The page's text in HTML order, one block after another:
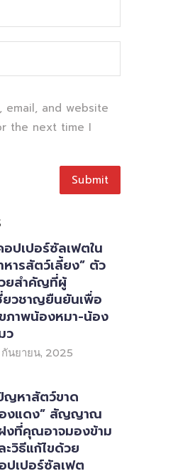
email, and website
the next time I
อปเปอร์ซัลเฟตใน
หารสัตว์เลี้ยง” ตัว
ยสำคัญที่ผู้
ยวชาญยืนยันเพื่อ
ภาพน้องหมา-น้อง
ว
กันยายน, 2025
ญหาสัตว์ขาด
งแดง” สัญญาณ
งที่คุณอาจมองข้าม
ะวิธีแก้ไขด้วย
ปเปอร์ซัลเฟต